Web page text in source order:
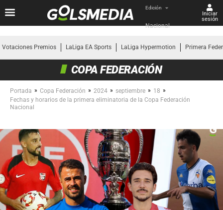
Edición
Nacional
Iniciar
sesión
Votaciones Premios LaLiga EA Sports LaLiga Hypermotion Primera
COPA FEDERACIÓN
Portada » Copa Federación » 2024 » septiembre » 18 »
Fechas y horarios de la primera eliminatoria de la Copa Federación
Nacional